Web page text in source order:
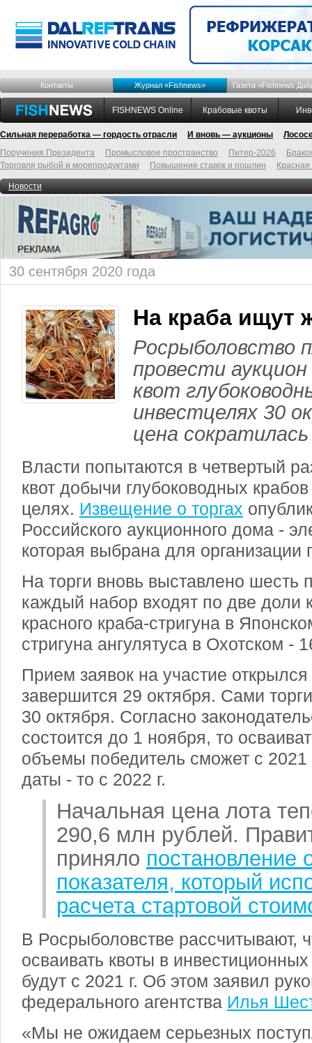
Контакты Журнал «Fishnews» Газета «Fishnews
FISHNEWS Online Крабовые квоты
Сильная переработка — гордость отрасли И вновь — аукционы
Поручения Президента
Промысловое пространство Питер-2026
Торговля рыбой и морепродуктами
Повышение ставок и пошлин
Новости
30 сентября 2020 года
На краба ищут
Росрыболовство
провести
квот
инвестцелях 30
цена сократилась
Власти попытаются в четвертый
квот добычи глубоководных
целях. Извещение о торгах
Российского аукционного дома -
которая выбрана для организации
На торги вновь выставлено шесть
каждый набор входят по две доли
красного краба-стригуна в
стригуна ангулятуса в Охотском -
Прием заявок на участие
завершится 29 октября. Сами
30 октября. Согласно
состоится до 1 ноября, то
объемы победитель сможет с 2021
даты - то с 2022 г.
Начальная цена лота
290,6 млн рублей.
приняло постановление
показателя, который
расчета стартовой
В Росрыболовстве рассчитывают,
осваивать квоты в
будут с 2021 г. Об этом заявил
федерального агентства Илья
«Мы не ожидаем серьезных